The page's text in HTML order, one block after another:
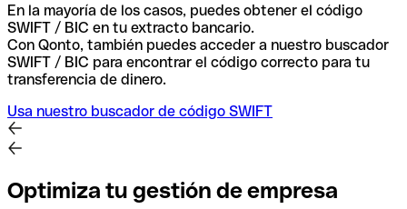
En la mayoría de los casos, puedes obtener el código
SWIFT / BIC en tu extracto bancario.
Con Qonto, también puedes acceder a nuestro buscador
SWIFT / BIC para encontrar el código correcto para tu
transferencia de dinero.
Usa nuestro buscador de código SWIFT
Optimiza tu gestión de empresa